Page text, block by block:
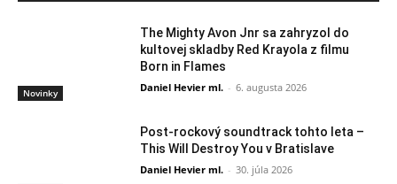
Novinky
The Mighty Avon Jnr sa zahryzol do
kultovej skladby Red Krayola z filmu
Born in Flames
Daniel Hevier ml. - 6. augusta 2026
Post-rockový soundtrack tohto leta –
This Will Destroy You v Bratislave
Daniel Hevier ml. - 30. júla 2026